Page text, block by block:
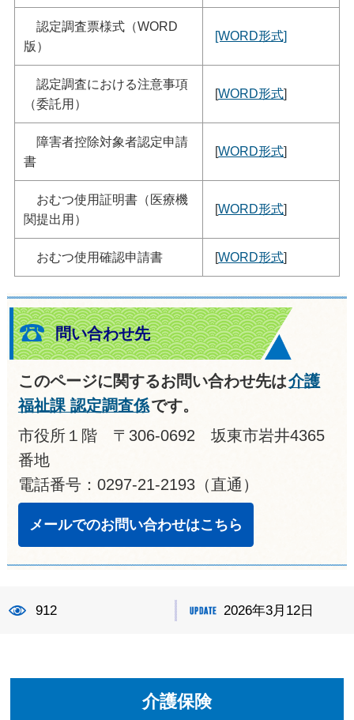
認定調査票様式（WORD
版）
[WORD形式]
認定調査における注意事項
（委託用）
[WORD形式]
障害者控除対象者認定申請
書
[WORD形式]
おむつ使用証明書（医療機
関提出用）
[WORD形式]
おむつ使用確認申請書 [WORD形式]
問い合わせ先
このページに関するお問い合わせ先は介護
福祉課 認定調査係です。
市役所１階 〒306-0692 坂東市岩井4365
番地
電話番号：0297-21-2193（直通）
メールでのお問い合わせはこちら
912 2026年3月12日
介護保険